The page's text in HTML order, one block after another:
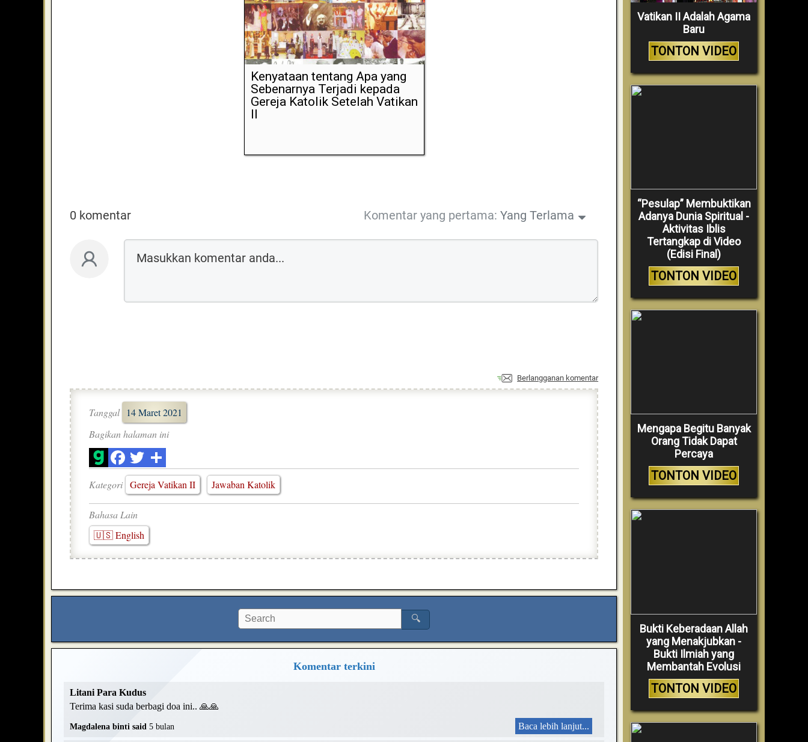
Kenyataan tentang Apa yang
Sebenarnya Terjadi kepada
Gereja Katolik Setelah Vatikan
II
0 komentar Komentar yang pertama: Yang Terlama
Berlangganan komentar
Tanggal 14 Maret 2021
Bagikan halaman ini
Kategori Gereja Vatikan II Jawaban Katolik
Bahasa Lain
🇺🇸 English
🔍
Komentar terkini
Litani Para Kudus
Terima kasi suda berbagi doa ini.. 🙏🙏
Magdalena binti said 5 bulan Baca lebih lanjut...
Vatikan II Adalah Agama
Baru
TONTON VIDEO
“Pesulap” Membuktikan
Adanya Dunia Spiritual -
Aktivitas Iblis
Tertangkap di Video
(Edisi Final)
TONTON VIDEO
Mengapa Begitu Banyak
Orang Tidak Dapat
Percaya
TONTON VIDEO
Bukti Keberadaan Allah
yang Menakjubkan -
Bukti Ilmiah yang
Membantah Evolusi
TONTON VIDEO